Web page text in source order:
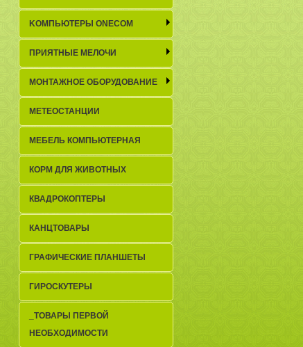
KОМПЬЮТЕРЫ ONECOM
ПРИЯТНЫЕ МЕЛОЧИ
МОНТАЖНОЕ ОБОРУДОВАНИЕ
МЕТЕОСТАНЦИИ
МЕБЕЛЬ КОМПЬЮТЕРНАЯ
КОРМ ДЛЯ ЖИВОТНЫХ
КВАДРОКОПТЕРЫ
КАНЦТОВАРЫ
ГРАФИЧЕСКИЕ ПЛАНШЕТЫ
ГИРОСКУТЕРЫ
_TОВАРЫ ПЕРВОЙ
НЕОБХОДИМОСТИ